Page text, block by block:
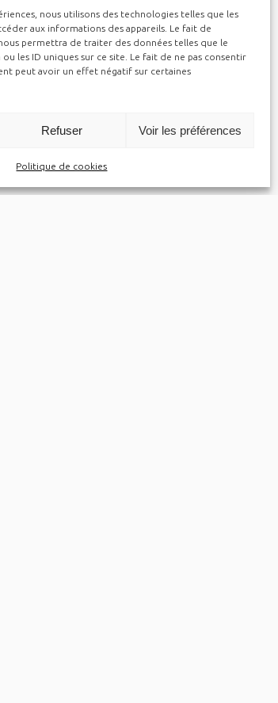
nous utilisons des technologies telles que les
aux informations des appareils. Le fait de
permettra de traiter des données telles que le
les ID uniques sur ce site. Le fait de ne pas consentir
peut avoir un effet négatif sur certaines
Refuser Voir les préférences
Politique de cookies